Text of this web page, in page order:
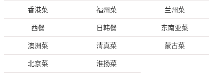
香港菜 福州菜 兰州菜
西餐 日韩餐 东南亚菜
澳洲菜 清真菜 蒙古菜
北京菜 淮扬菜